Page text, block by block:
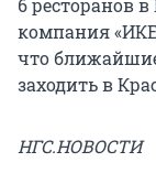
компания
что
заходить в
НГС.НОВОСТИ